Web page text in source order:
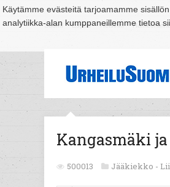
Käytämme evästeitä tarjoamamme
analytiikka-alan kumppaneillemme tietoa
Suomi Espoo Helsinki Hämeenlinna
Kangasmäki
500013 Jääkiekko -